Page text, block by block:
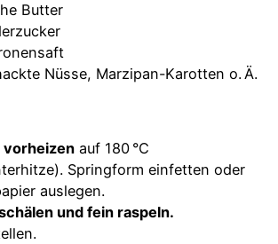
Butter
Nüsse, Marzipan-Karotten o. Ä.
vorheizen auf 180 °C
Springform einfetten oder
auslegen.
und fein raspeln.